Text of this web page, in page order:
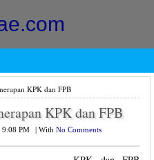
KPK dan FPB
KPK dan FPB
9:08 PM With No Comments